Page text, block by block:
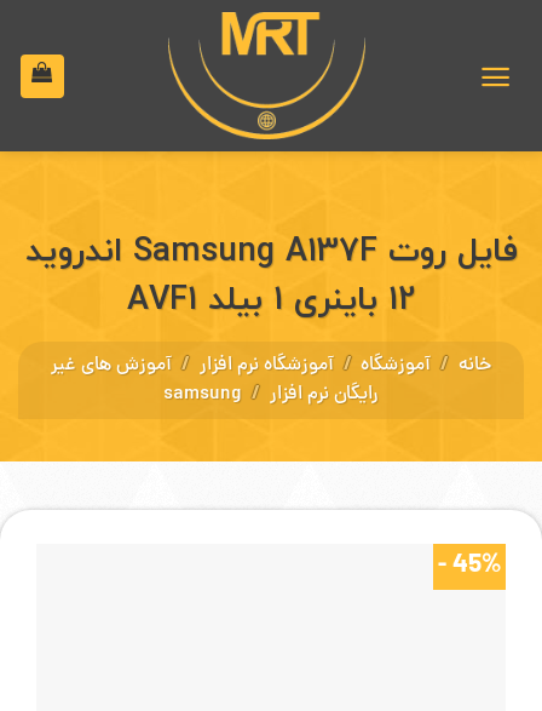
محتوا
فایل روت Samsung A137F اندروید
12 باینری 1 بیلد AVF1
خانه / آموزشگاه / آموزشگاه نرم افزار / آموزش های غیر
رایگان نرم افزار /
samsung
45% -